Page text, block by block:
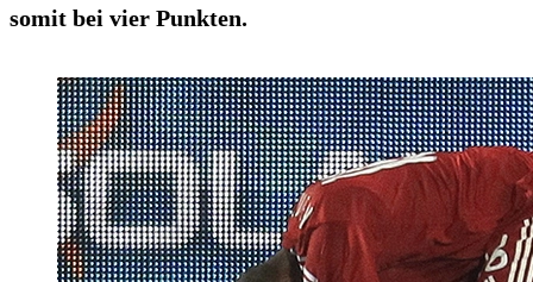
somit bei vier Punkten.